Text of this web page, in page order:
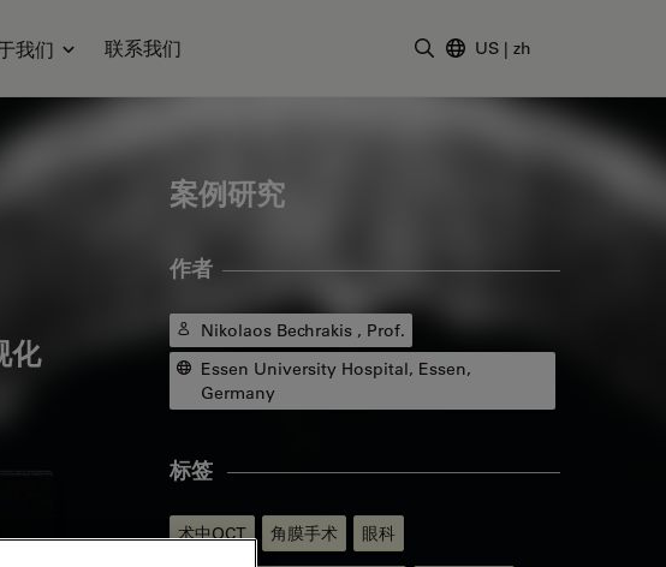
我们 联系我们 US | zh
化
案例研究
作者
Nikolaos Bechrakis , Prof.
Essen University Hospital, Essen,
Germany
标签
术中OCT 角膜手术 眼科